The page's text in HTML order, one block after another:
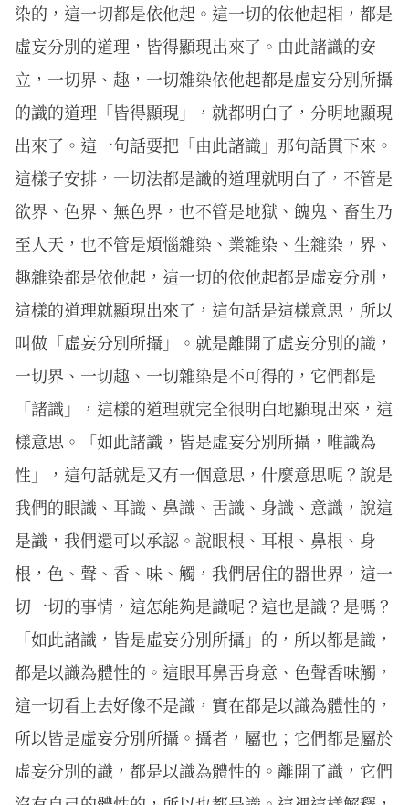
染的，這一切都是依他起。這一切的依他起相，都是
虛妄分別的道理，皆得顯現出來了。由此諸識的安
立，一切界、趣，一切雜染依他起都是虛妄分別所攝
的識的道理「皆得顯現」，就都明白了，分明地顯現
出來了。這一句話要把「由此諸識」那句話貫下來。
這樣子安排，一切法都是識的道理就明白了，不管是
欲界、色界、無色界，也不管是地獄、餽鬼、畜生乃
至人天，也不管是煩惱雜染、業雜染、生雜染，界、
趣雜染都是依他起，這一切的依他起都是虛妄分別，
這樣的道理就顯現出來了，這句話是這樣意思，所以
叫做「虛妄分別所攝」。就是離開了虛妄分別的識，
一切界、一切趣、一切雜染是不可得的，它們都是
「諸識」，這樣的道理就完全很明白地顯現出來，這
樣意思。「如此諸識，皆是虛妄分別所攝，唯識為
性」，這句話就是又有一個意思，什麼意思呢？說是
我們的眼識、耳識、鼻識、舌識、身識、意識，說這
是識，我們還可以承認。說眼根、耳根、鼻根、身
根，色、聲、香、味、觸，我們居住的器世界，這一
切一切的事情，這怎能夠是識呢？這也是識？是嗎？
「如此諸識，皆是虛妄分別所攝」的，所以都是識，
都是以識為體性的。這眼耳鼻舌身意、色聲香味觸，
這一切看上去好像不是識，實在都是以識為體性的，
所以皆是虛妄分別所攝。攝者，屬也；它們都是屬於
虛妄分別的識，都是以識為體性的。離開了識，它們